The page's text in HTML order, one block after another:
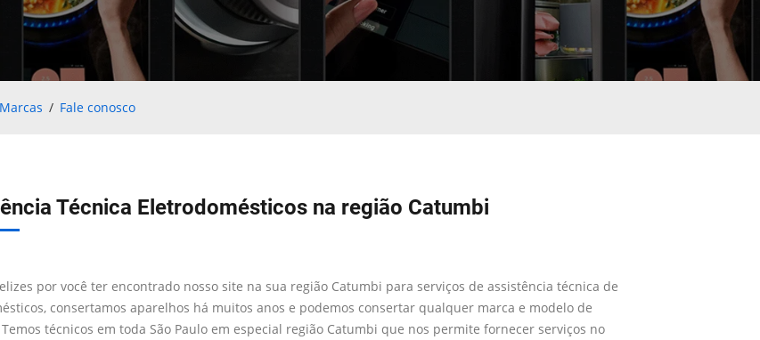
Marcas Fale conosco
Técnica Eletrodomésticos na região Catumbi
por você ter encontrado nosso site na sua região Catumbi para serviços de assistência técnica de
consertamos aparelhos há muitos anos e podemos consertar qualquer marca e modelo de
técnicos em toda São Paulo em especial região Catumbi que nos permite fornecer serviços no